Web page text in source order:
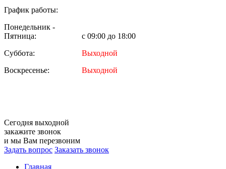
График работы:
Понедельник -
Пятница:
с 09:00 до 18:00
Суббота:
Выходной
Воскресенье:
Выходной
Сегодня выходной
закажите звонок
и мы Вам перезвоним
Задать вопрос Заказать звонок
Главная